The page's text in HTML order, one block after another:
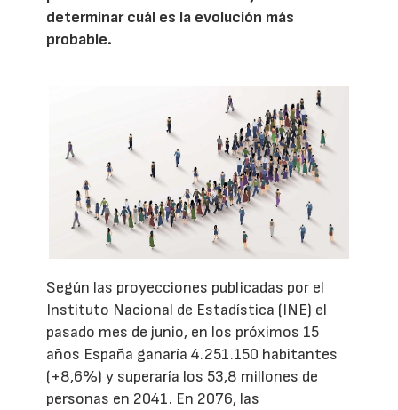
determinar cuál es la evolución más
probable.
Según las proyecciones publicadas por el
Instituto Nacional de Estadística (INE) el
pasado mes de junio, en los próximos 15
años España ganaría 4.251.150 habitantes
(+8,6%) y superaría los 53,8 millones de
personas en 2041. En 2076, las